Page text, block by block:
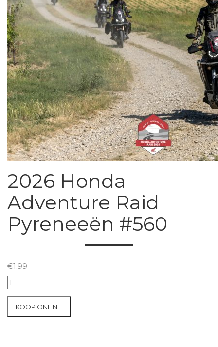
2026 Honda
Adventure Raid
Pyreneeën #560
€1.99
2026
Honda
Raid
KOOP ONLINE!